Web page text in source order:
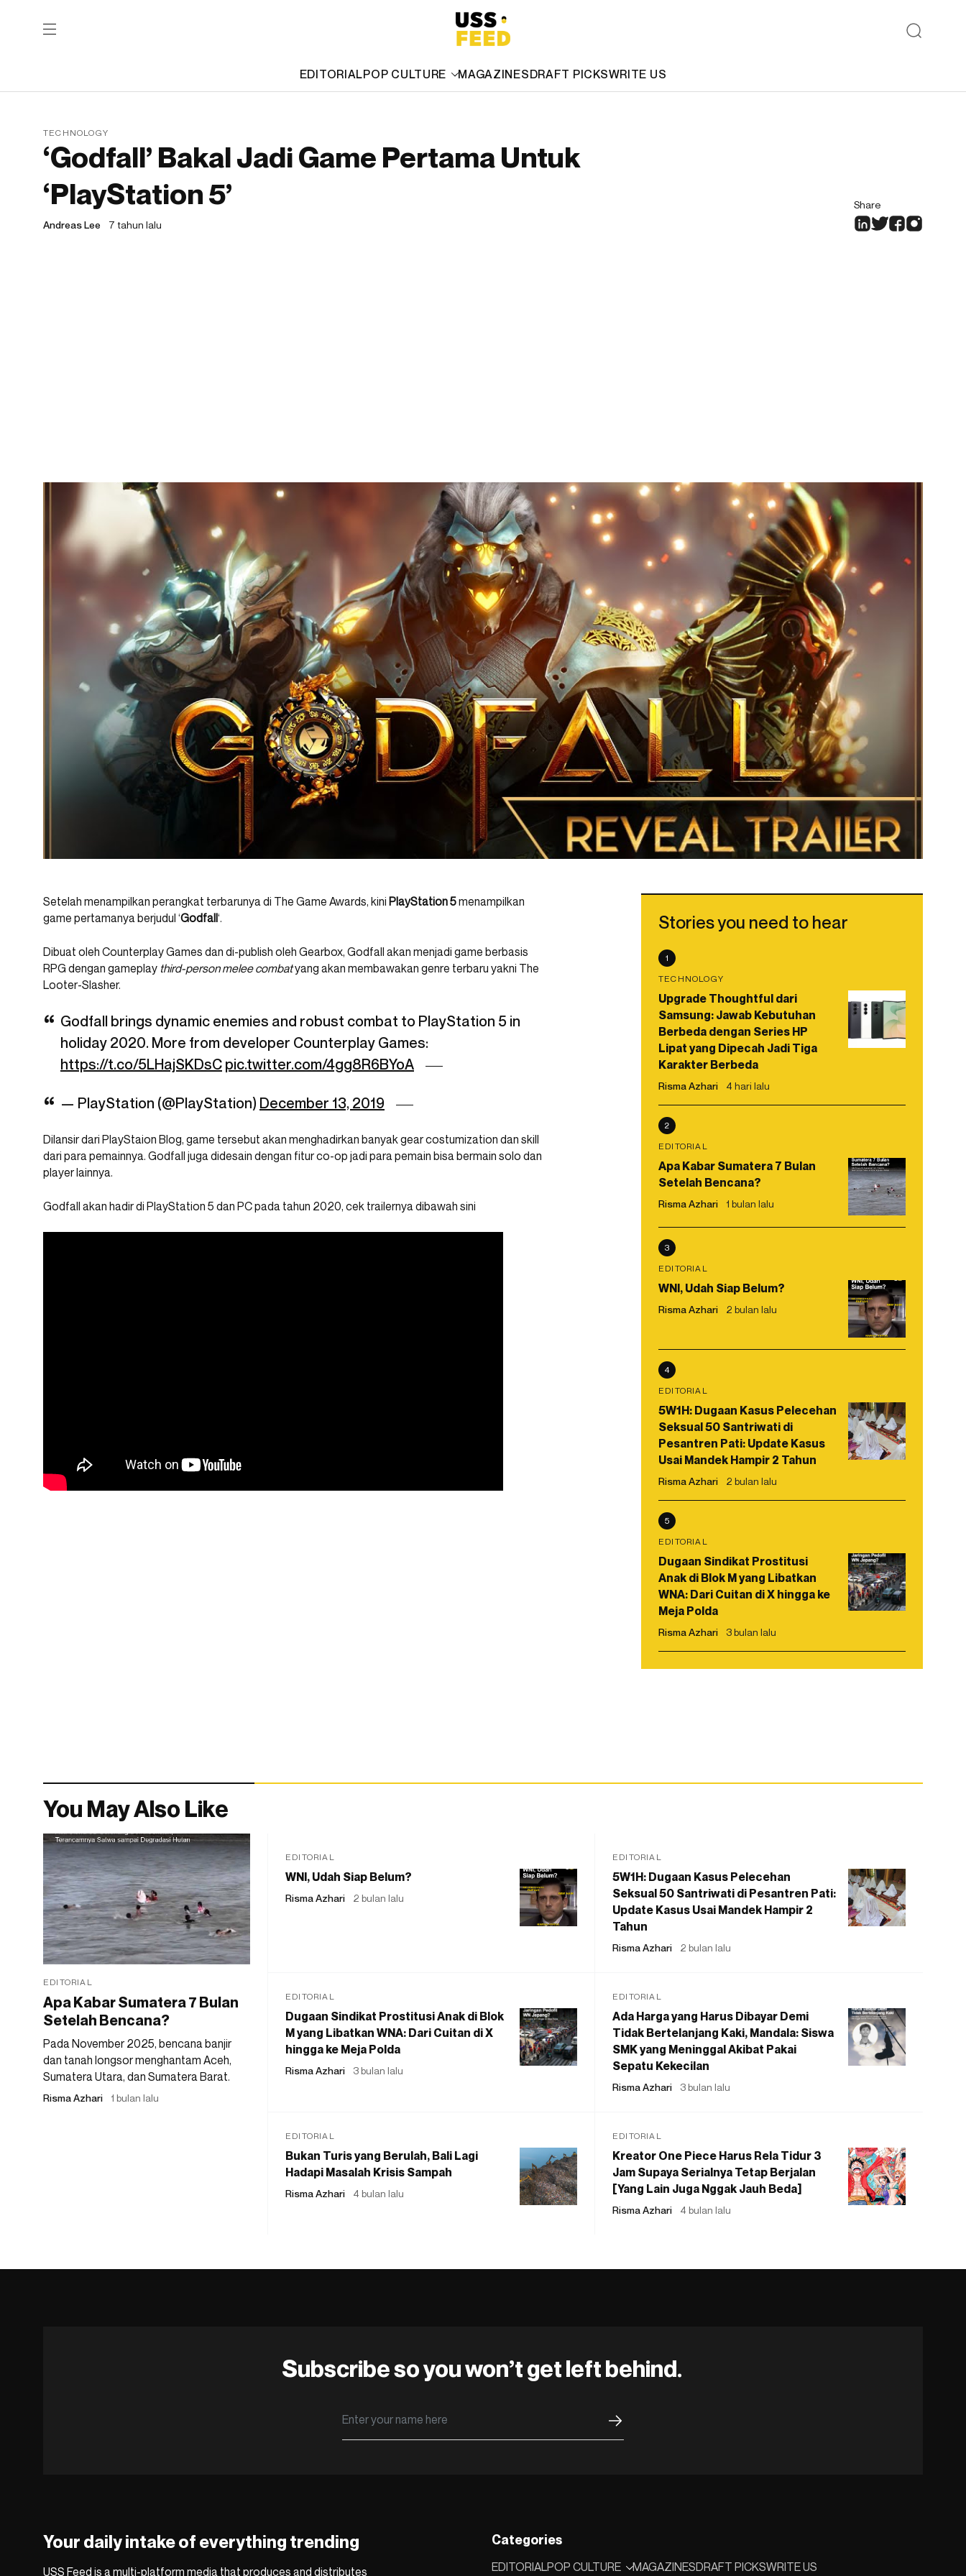
EDITORIALPOP CULTURE MAGAZINESDRAFT PICKSWRITE US
TECHNOLOGY
‘Godfall’ Bakal Jadi Game Pertama Untuk
‘PlayStation 5’
Andreas Lee 7 tahun lalu
Share
Setelah menampilkan perangkat terbarunya di The Game Awards, kini PlayStation 5menampilkan
game pertamanya berjudul ‘Godfall‘.
Dibuat oleh Counterplay Games dan di-publish oleh Gearbox, Godfall akan menjadi game berbasis
RPG dengan gameplay third-person melee combatyang akan membawakan genre terbaru yakni The
Looter-Slasher.
Godfall brings dynamic enemies and robust combat to PlayStation 5 in
holiday 2020. More from developer Counterplay Games:
https://t.co/5LHajSKDsC pic.twitter.com/4gg8R6BYoA
— PlayStation (@PlayStation) December 13, 2019
Dilansir dari PlayStaion Blog, game tersebut akan menghadirkan banyak gear costumization dan skill
dari para pemainnya. Godfall juga didesain dengan fitur co-op jadi para pemain bisa bermain solo dan
player lainnya.
Godfall akan hadir di PlayStation 5 dan PC pada tahun 2020, cek trailernya dibawah sini
Stories you need to hear
1
TECHNOLOGY
Upgrade Thoughtful dari
Samsung: Jawab Kebutuhan
Berbeda dengan Series HP
Lipat yang Dipecah Jadi Tiga
Karakter Berbeda
Risma Azhari 4 hari lalu
2
EDITORIAL
Apa Kabar Sumatera 7 Bulan
Setelah Bencana?
Risma Azhari 1 bulan lalu
3
EDITORIAL
WNI, Udah Siap Belum?
Risma Azhari 2 bulan lalu
4
EDITORIAL
5W1H: Dugaan Kasus Pelecehan
Seksual 50 Santriwati di
Pesantren Pati: Update Kasus
Usai Mandek Hampir 2 Tahun
Risma Azhari 2 bulan lalu
5
EDITORIAL
Dugaan Sindikat Prostitusi
Anak di Blok M yang Libatkan
WNA: Dari Cuitan di X hingga ke
Meja Polda
Risma Azhari 3 bulan lalu
You May Also Like
EDITORIAL
Apa Kabar Sumatera 7 Bulan
Setelah Bencana?
Pada November 2025, bencana banjir
dan tanah longsor menghantam Aceh,
Sumatera Utara, dan Sumatera Barat.
Risma Azhari 1 bulan lalu
EDITORIAL
WNI, Udah Siap Belum?
Risma Azhari 2 bulan lalu
EDITORIAL
5W1H: Dugaan Kasus Pelecehan
Seksual 50 Santriwati di Pesantren Pati:
Update Kasus Usai Mandek Hampir 2
Tahun
Risma Azhari 2 bulan lalu
EDITORIAL
Dugaan Sindikat Prostitusi Anak di Blok
M yang Libatkan WNA: Dari Cuitan di X
hingga ke Meja Polda
Risma Azhari 3 bulan lalu
EDITORIAL
Ada Harga yang Harus Dibayar Demi
Tidak Bertelanjang Kaki, Mandala: Siswa
SMK yang Meninggal Akibat Pakai
Sepatu Kekecilan
Risma Azhari 3 bulan lalu
EDITORIAL
Bukan Turis yang Berulah, Bali Lagi
Hadapi Masalah Krisis Sampah
Risma Azhari 4 bulan lalu
EDITORIAL
Kreator One Piece Harus Rela Tidur 3
Jam Supaya Serialnya Tetap Berjalan
[Yang Lain Juga Nggak Jauh Beda]
Risma Azhari 4 bulan lalu
Subscribe so you won’t get left behind.
Your daily intake of everything trending
USS Feed is a multi-platform media that produces and distributes
Categories
EDITORIALPOP CULTURE MAGAZINESDRAFT PICKSWRITE US